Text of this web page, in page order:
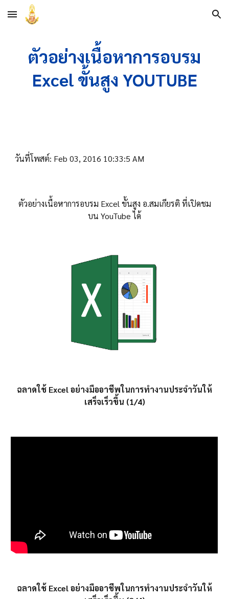
Skip to main content Skip to navigation
ตัวอย่างเนื้อหาการอบรม
Excel ขั้นสูง YOUTUBE
วันที่โพสต์: Feb 03, 2016 10:33:5 AM
ตัวอย่างเนื้อหาการอบรม Excel ขั้นสูง อ.สมเกียรติ ที่เปิดชม
บน YouTube ได้
ฉลาดใช้ Excel อย่างมืออาชีพในการทำงานประจำวันให้
เสร็จเร็วขึ้น (1/4)
ฉลาดใช้ Excel อย่างมืออาชีพในการทำงานประจำวันให้